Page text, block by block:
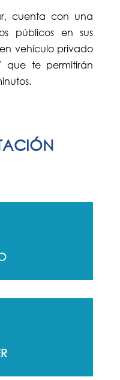
cuenta con una
públicos en sus
vehículo privado
que te permitirán